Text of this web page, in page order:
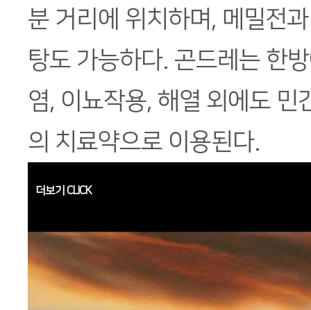
분 거리에 위치하며, 메밀전
탕도 가능하다. 곤드레는 한
염, 이뇨작용, 해열 외에도 민
의 치료약으로 이용된다.
더보기 CLICK